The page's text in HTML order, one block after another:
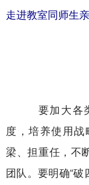
走进教室同师生
要加大各
度，培养使用
梁、担重任，不
团队。要明确“破